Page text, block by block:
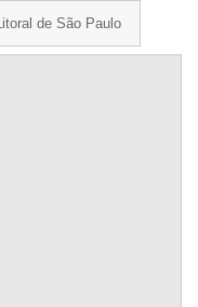
de São Paulo